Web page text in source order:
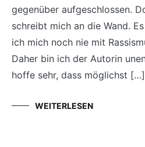
gegenüber aufgeschlossen.
schreibt mich an die Wand.
ich mich noch nie mit
Daher bin ich der Autorin
hoffe sehr, dass möglichst […]
WEITERLESEN